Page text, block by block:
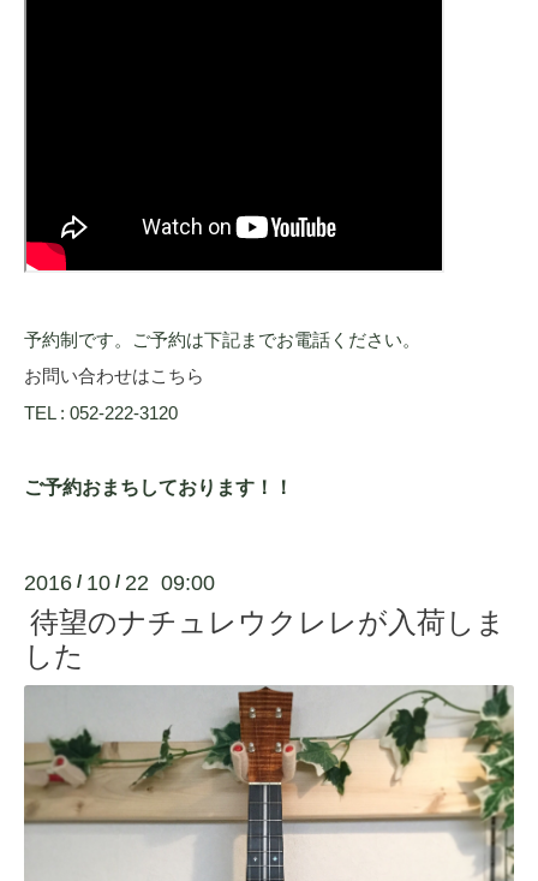
予約制です。ご予約は下記までお電話ください。
お問い合わせはこちら
TEL : 052-222-3120
ご予約おまちしております！！
2016 / 10 / 22 09:00
待望のナチュレウクレレが入荷しま
した